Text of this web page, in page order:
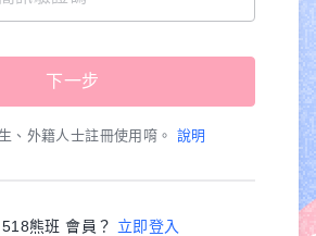
、外籍人士註冊使用唷。 說明
熊班 會員？ 立即登入